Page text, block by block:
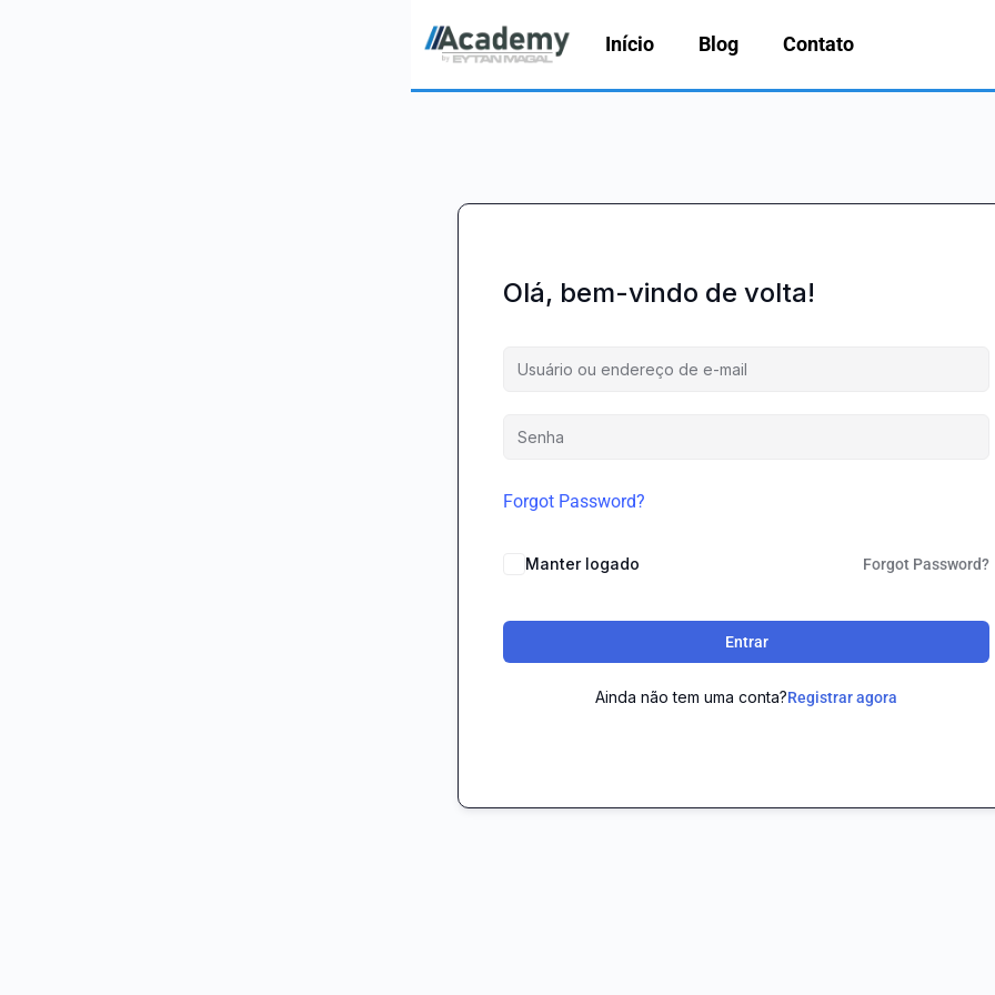
Início Blog Contato
Olá, bem-vindo de volta!
Forgot Password?
Manter logado Forgot Password?
Entrar
Ainda não tem uma conta?Registrar agora